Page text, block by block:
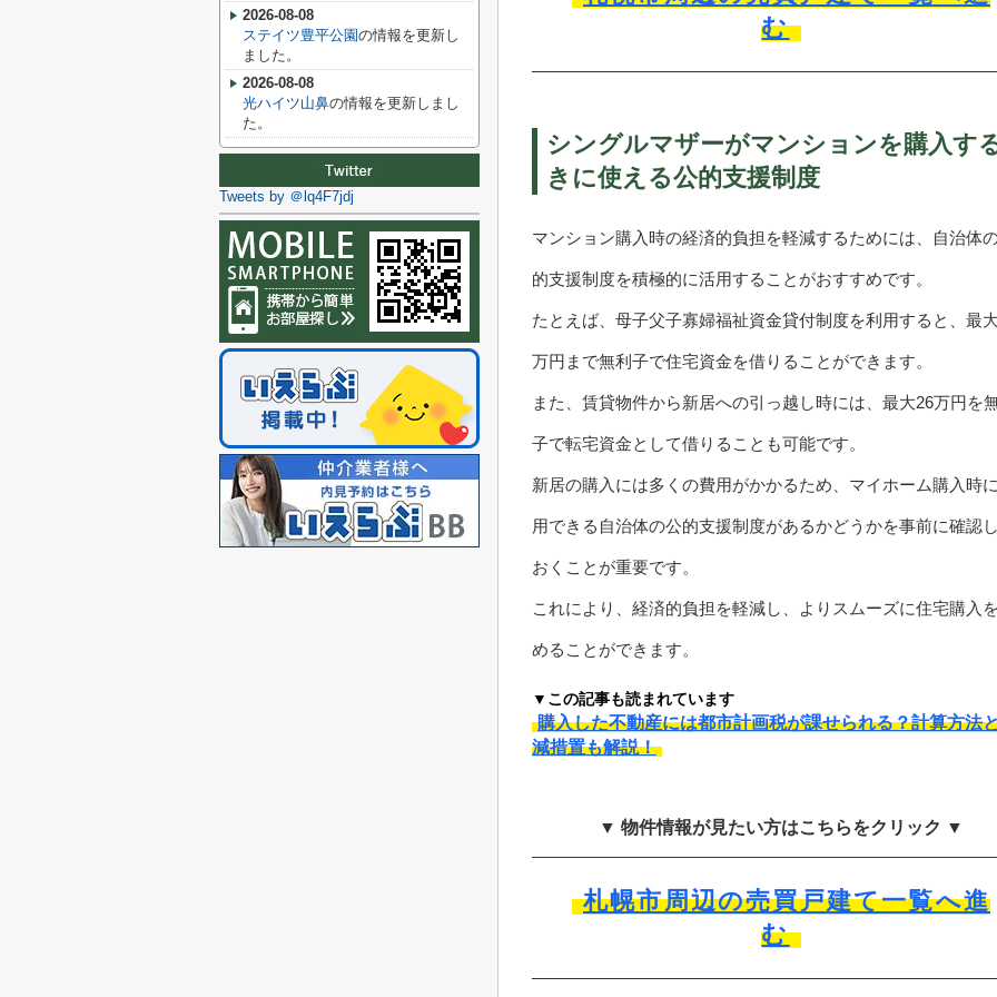
む
シングルマザーがマンションを購入す
きに使える公的支援制度
マンション購入時の経済的負担を軽減するためには、自治体
的支援制度を積極的に活用することがおすすめです。
たとえば、母子父子寡婦福祉資金貸付制度を利用すると、最
万円まで無利子で住宅資金を借りることができます。
また、賃貸物件から新居への引っ越し時には、最大26万円を
子で転宅資金として借りることも可能です。
新居の購入には多くの費用がかかるため、マイホーム購入時
用できる自治体の公的支援制度があるかどうかを事前に確認
おくことが重要です。
これにより、経済的負担を軽減し、よりスムーズに住宅購入
めることができます。
▼この記事も読まれています
購入した不動産には都市計画税が課せられる？計算方法
減措置も解説！
▼ 物件情報が見たい方はこちらをクリック ▼
札幌市周辺の売買戸建て一覧へ進
む
2026-08-08
ステイツ豊平公園の情報を更新し
ました。
2026-08-08
光ハイツ山鼻の情報を更新しまし
た。
Tweets by ＠lq4F7jdj